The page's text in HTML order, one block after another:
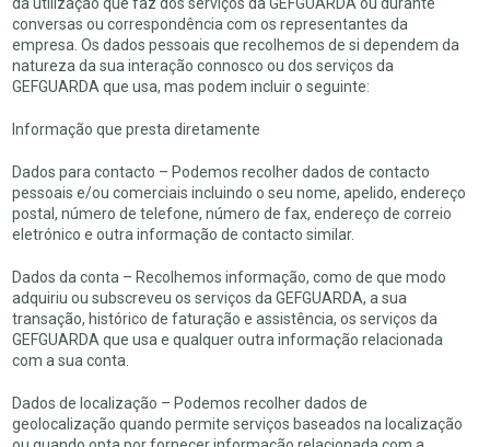
da utilização que faz dos serviços da GEFGUARDA ou durante
conversas ou correspondência com os representantes da
empresa. Os dados pessoais que recolhemos de si dependem da
natureza da sua interação connosco ou dos serviços da
GEFGUARDA que usa, mas podem incluir o seguinte:
Informação que presta diretamente
Dados para contacto – Podemos recolher dados de contacto
pessoais e/ou comerciais incluindo o seu nome, apelido, endereço
postal, número de telefone, número de fax, endereço de correio
eletrónico e outra informação de contacto similar.
Dados da conta – Recolhemos informação, como de que modo
adquiriu ou subscreveu os serviços da GEFGUARDA, a sua
transação, histórico de faturação e assistência, os serviços da
GEFGUARDA que usa e qualquer outra informação relacionada
com a sua conta.
Dados de localização – Podemos recolher dados de
geolocalização quando permite serviços baseados na localização